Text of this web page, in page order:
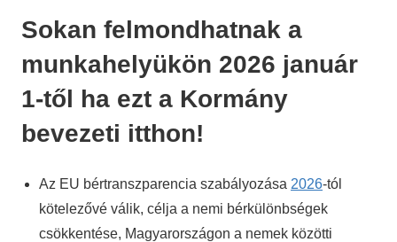
Sokan felmondhatnak a
munkahelyükön 2026 január
1-től ha ezt a Kormány
bevezeti itthon!
Az EU bértranszparencia szabályozása 2026-tól
kötelezővé válik, célja a nemi bérkülönbségek
csökkentése, Magyarországon a nemek közötti